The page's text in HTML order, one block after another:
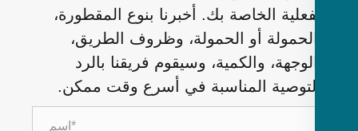
الخاصة بك. أخبرنا بنوع المقطورة،
أو الحمولة، وظروف الطريق،
والكمية، وسيقوم فريقنا بالرد
المناسبة في أسرع وقت ممكن.